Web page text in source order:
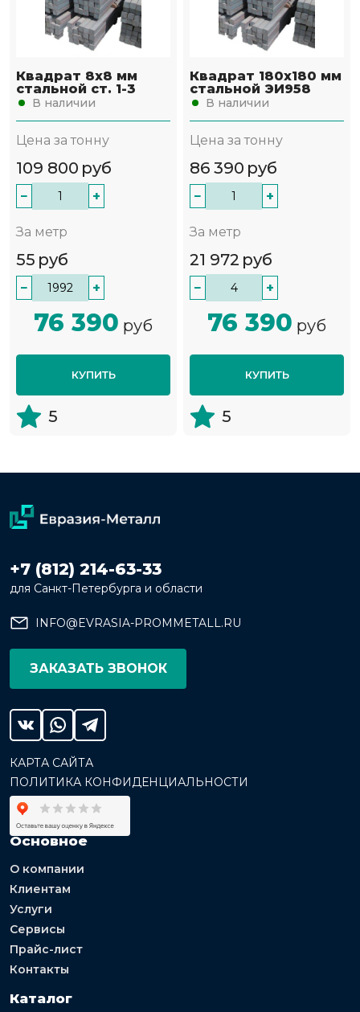
Квадрат 8х8 мм
стальной ст. 1-3
В наличии
Цена за тонну
109 800 руб
− +
За метр
55 руб
− +
76 390 руб
КУПИТЬ
5
Квадрат 180х180 мм
стальной ЭИ958
В наличии
Цена за тонну
86 390 руб
− +
За метр
21 972 руб
− +
76 390 руб
КУПИТЬ
5
+7 (812) 214-63-33
для Санкт-Петербурга и области
INFO@EVRASIA-PROMMETALL.RU
ЗАКАЗАТЬ ЗВОНОК
КАРТА САЙТА
ПОЛИТИКА КОНФИДЕНЦИАЛЬНОСТИ
Основное
О компании
Клиентам
Услуги
Сервисы
Прайс-лист
Контакты
Каталог